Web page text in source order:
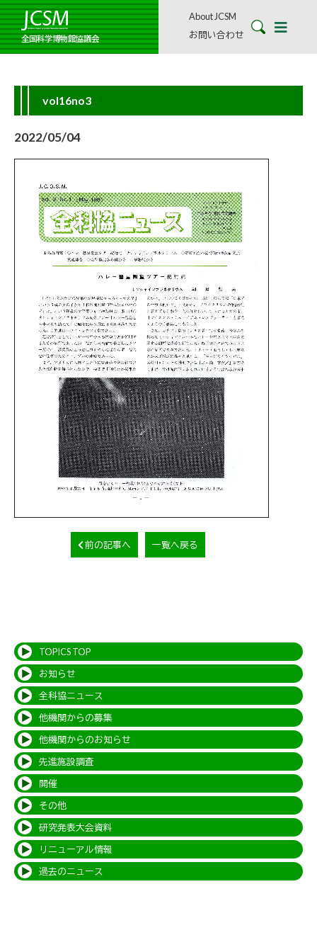
全国科学博物館協議会
About JCSM
お問い合わせ
vol16no3
2022/05/04
前の記事へ 一覧へ戻る
TOPICS TOP
お知らせ
全科協ニュース
他機関からの募集
他機関からのお知らせ
先進施設調査
開催
その他
研究発表大会資料
リニューアル情報
過去のニュース